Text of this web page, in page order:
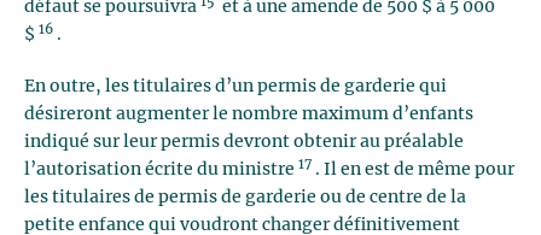
défaut se poursuivra
et à une amende de 500 $ à 5 000
$ 16 .
En outre, les titulaires d’un permis de garderie qui
désireront augmenter le nombre maximum d’enfants
indiqué sur leur permis devront obtenir au préalable
l’autorisation écrite du ministre 17 . Il en est de même pour
les titulaires de permis de garderie ou de centre de la
petite enfance qui voudront changer définitivement